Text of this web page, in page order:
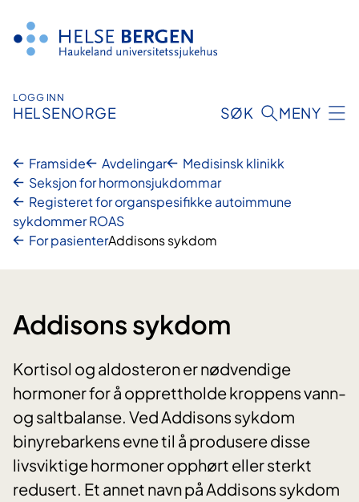
innhald
LOGG INN
HELSENORGE SØK MENY
Framside Avdelingar
Medisinsk klinikk
Seksjon for hormonsjukdommar
Registeret for organspesifikke autoimmune
sykdommer ROAS
For pasienterAddisons sykdom
Addisons sykdom
Kortisol og aldosteron er nødvendige
hormoner for å opprettholde kroppens vann-
og saltbalanse. Ved Addisons sykdom
binyrebarkens evne til å produsere disse
livsviktige hormoner opphørt eller sterkt
redusert. Et annet navn på Addisons sykdom